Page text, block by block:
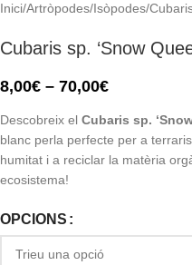
Inici/Artròpodes/Isòpodes/
Cubaris sp. ‘Snow
8,00€ – 70,00€
Descobreix el Cubaris sp.
blanc perla perfecte per a
humitat i a reciclar la matèria
ecosistema!
OPCIONS